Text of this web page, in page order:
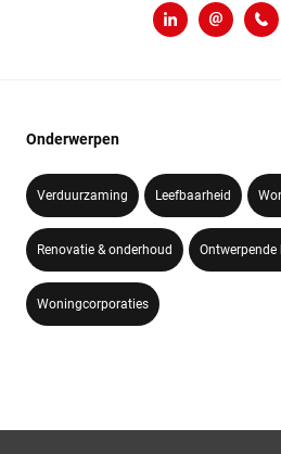
LinkedIn 071 -
Onderwerpen
Verduurzaming Leefbaarheid
Renovatie & onderhoud Ontwerpende
Woningcorporaties